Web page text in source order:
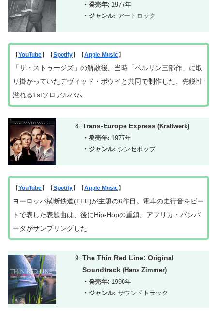
・発売年: 1977年
・ジャンル: アートロック
【YouTube】【Spotify】【Apple Music】
「ザ・ストゥージズ」の解散後、当時「ベルリン三部作」に取
り掛かっていたデヴィッド・ボウイと共同で制作した
先鋭性
溢れる1stソロアルバム
Trans-Europe Express (Kraftwerk)
・発売年: 1977年
・ジャンル: シンセポップ
【YouTube】【Spotify】【Apple Music】
ヨーロッパ横断鉄道(TEE)が主題の6作目。電車の走行音をビー
トで表した表題曲は、後にHip-Hopの重鎮、アフリカ・バンバ
ータがサンプリングした
The Thin Red Line: Original
Soundtrack(Hans Zimmer)
・発売年: 1998年
・ジャンル: サウンドトラック